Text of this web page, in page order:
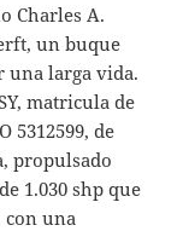
Charles A.
un buque
una larga vida.
matricula de
5312599, de
propulsado
1.030 shp que
con una